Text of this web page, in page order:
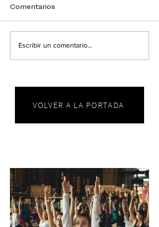
Comentarios
Escribir un comentario...
VOLVER A LA PORTADA